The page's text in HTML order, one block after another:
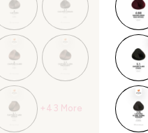
+43 More